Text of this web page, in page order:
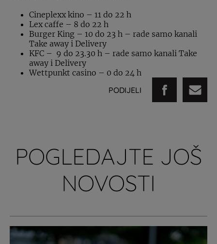
Cineplexx kino – 11 do 22 h
Lex caffe – 8 do 22 h
Burger King – 10 do 23 h – rade samo kanali
Take away i Delivery
KFC – 9 do 23.30 h – rade samo kanali Take
away i Delivery
Wettpunkt casino – 0 do 24 h
PODIJELI
POGLEDAJTE JOŠ
NOVOSTI